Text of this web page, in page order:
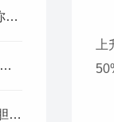
Dounce玻璃匀浆器的特点，你真的了解了吗？
Bandelin超声波清洗机能应用于怎样的领域呢？
EHC KCRK-07测试液晶盒在胆甾相液晶显示材料研发中的应用